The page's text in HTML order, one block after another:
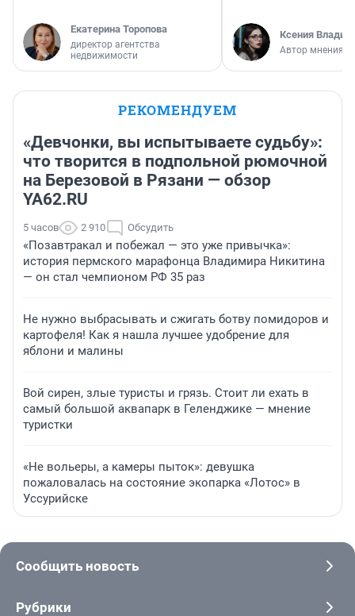
Екатерина Торопова
директор агентства
недвижимости
Ксения
Автор мнения
РЕКОМЕНДУЕМ
«Девчонки, вы испытываете судьбу»:
что творится в подпольной рюмочной
на Березовой в Рязани — обзор
YA62.RU
5 часов 2 910 Обсудить
«Позавтракал и побежал — это уже привычка»:
история пермского марафонца Владимира Никитина
— он стал чемпионом РФ 35 раз
Не нужно выбрасывать и сжигать ботву помидоров и
картофеля! Как я нашла лучшее удобрение для
яблони и малины
Вой сирен, злые туристы и грязь. Стоит ли ехать в
самый большой аквапарк в Геленджике — мнение
туристки
«Не вольеры, а камеры пыток»: девушка
пожаловалась на состояние экопарка «Лотос» в
Уссурийске
Сообщить новость
Рубрики